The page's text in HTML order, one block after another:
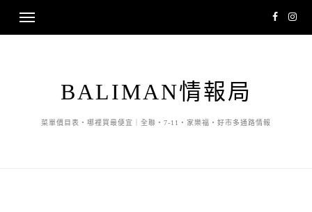
BALIMAN情報局
菜單價目表・哪裡買最便宜｜全聯・7-11・家樂福・好市多通路情報